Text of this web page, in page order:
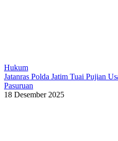
Hukum
Jatanras Polda Jatim Tuai Pujian
Pasuruan
18 Desember 2025